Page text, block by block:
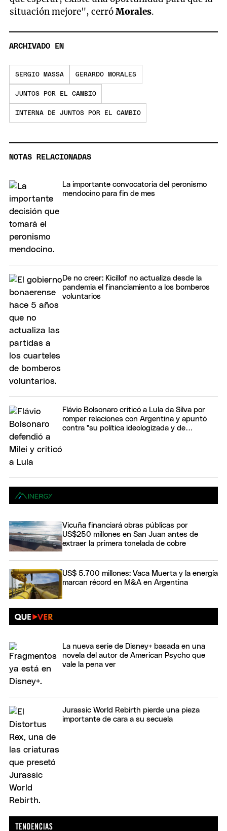
situación mejore", cerróMorales.
ARCHIVADO EN
SERGIO MASSA GERARDO MORALES
JUNTOS POR EL CAMBIO
INTERNA DE JUNTOS POR EL CAMBIO
NOTAS RELACIONADAS
La importante convocatoria del peronismo
mendocino para fin de mes
De no creer: Kicillof no actualiza desde la
pandemia el financiamiento a los bomberos
voluntarios
Flávio Bolsonaro criticó a Lula da Silva por
romper relaciones con Argentina y apuntó
contra "su política ideologizada y de
Vicuña financiará obras públicas por
US$250 millones en San Juan antes de
extraer la primera tonelada de cobre
US$ 5.700 millones: Vaca Muerta y la energía
marcan récord en M&A en Argentina
La nueva serie de Disney+ basada en una
novela del autor de American Psycho que
vale la pena ver
Jurassic World Rebirth pierde una pieza
importante de cara a su secuela